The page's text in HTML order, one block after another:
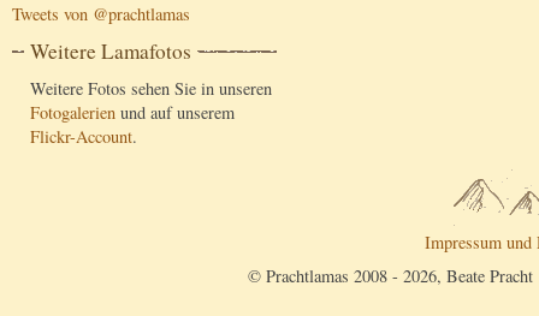
Tweets von @prachtlamas
Weitere Lamafotos
Weitere Fotos sehen Sie in unseren
Fotogalerien und auf unserem
Flickr-Account.
Impressum und
© Prachtlamas 2008 - 2026, Beate Pracht